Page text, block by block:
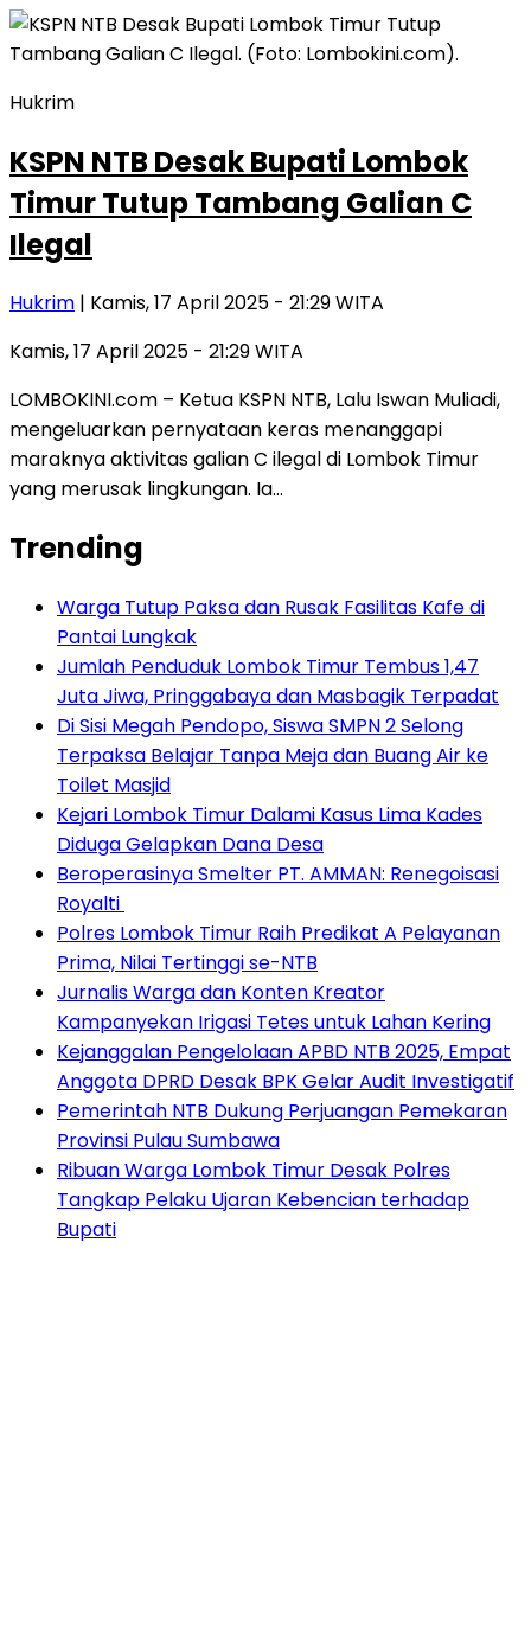
Hukrim
KSPN NTB Desak Bupati Lombok
Timur Tutup Tambang Galian C
Ilegal
Hukrim | Kamis, 17 April 2025 - 21:29 WITA
Kamis, 17 April 2025 - 21:29 WITA
LOMBOKINI.com – Ketua KSPN NTB, Lalu Iswan Muliadi,
mengeluarkan pernyataan keras menanggapi
maraknya aktivitas galian C ilegal di Lombok Timur
yang merusak lingkungan. Ia…
Trending
Warga Tutup Paksa dan Rusak Fasilitas Kafe di
Pantai Lungkak
Jumlah Penduduk Lombok Timur Tembus 1,47
Juta Jiwa, Pringgabaya dan Masbagik Terpadat
Di Sisi Megah Pendopo, Siswa SMPN 2 Selong
Terpaksa Belajar Tanpa Meja dan Buang Air ke
Toilet Masjid
Kejari Lombok Timur Dalami Kasus Lima Kades
Diduga Gelapkan Dana Desa
Beroperasinya Smelter PT. AMMAN: Renegoisasi
Royalti
Polres Lombok Timur Raih Predikat A Pelayanan
Prima, Nilai Tertinggi se-NTB
Jurnalis Warga dan Konten Kreator
Kampanyekan Irigasi Tetes untuk Lahan Kering
Kejanggalan Pengelolaan APBD NTB 2025, Empat
Anggota DPRD Desak BPK Gelar Audit Investigatif
Pemerintah NTB Dukung Perjuangan Pemekaran
Provinsi Pulau Sumbawa
Ribuan Warga Lombok Timur Desak Polres
Tangkap Pelaku Ujaran Kebencian terhadap
Bupati